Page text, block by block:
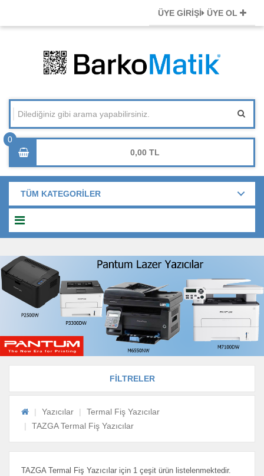
ÜYE GİRİŞİ ÜYE OL
0,00
TÜM KATEGORİLER
FİLTRELER
Yazıcılar
Termal Fiş Yazıcılar
TAZGA Termal Fiş Yazıcılar
TAZGA Termal Fiş Yazıcılar için 1 çeşit ürün listelenmektedir.